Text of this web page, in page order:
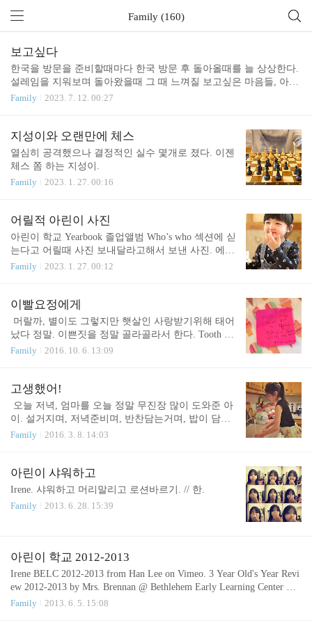
Family (160)
보고싶다
한국을 방문을 준비할때마다 한국 방문 후 돌아올때를 늘 상상한다.
설레임을 지워보며 돌아왔을때 그 때 느껴질 보고싶은 마음들, 아쉬
움들을 미리 느끼고 마음의 준비를 하려함이다. 근데 아무리 그렇게
나이가 들어가면서 더 힘들어진다. 바쁘게 살아가다보면 또 옅어지
겠지만 오늘은 참 많이 보고 싶다. 이겨 내어보려고 억지로 멍하게
있지 않으려하고 바쁘려고 애쓰는데 이겨내기 쉽지 않다. 감사함
으로 이겨내어보자. 보고싶어요. 부모님들 모두 건강하시고 또 뵈어
요.
Family 2023. 7. 12. 00:27
지성이와 오랜만에 체스
열심히 공격했으나 결정적인 실수 몇개로 졌다. 이젠
체스 쫌 하는 지성이.
Family
2023. 1. 27. 00:16
어릴적 아린이 사진
아린이 학교 Yearbook 졸업앨범 Who’s who 섹션에 싣
는다고 어릴때 사진 보내달라고해서 보낸 사진. 에공
어찌 저리 맑고 밝고 귀여울까 ^^ (물론 지금도 맑고
그 자리에 있을려나. 궁금하네.
Family 2023. 1. 27. 00:12
이빨요정에게
​​​ 머랄까, 별이도 그렇지만 햇살인 사랑받기위해 태어
났다 정말. 이쁜짓을 정말 골라골라서 한다. Tooth fai
ry 이빨요정 에게 쓴 쪽지. 기도하려고 햇살이 끌어
혹시나 자다가 이빨 빠지거나 잠오는 때 이빨빠지고
그러면 너무 졸려서 글씨를 쓸 수가 없단다. 그래서
미리 써 뒀단다. 이빨 빠지면 바로 이빨이랑 같이 둘
쓴거 같네. 이것도 꽤 졸릴때 쓴거같구만. 그나저나
Family 2016. 10. 6. 13:09
고생했어!
​​​​ 오늘 저녁, 엄마를 오늘 정말 무진장 많이 도와준 아
이. 설거지며, 저녁준비며, 반찬담는거며, 밥이 담긴
그릇 나르는거며, 기타등등, 작은 스툴 위에 올라가
기들 일일이 다 씻어낼 줄은 몰랐다. 지저분하다고
생각하고 저건 안 할 줄 알았는데. 아이. 뱃속에 있을
이 있을까. --- 요즘 한창 이빨이 톡톡 빠지고 있어서
신나게 하고, 뭐든 즐겁게 신나게, 알아서 하는 아이.
오늘은 참 피곤할꺼다. 보통 음악을 들으며 잠 들때
까지 같이 누워 있..
Family 2016. 3. 8. 14:03
아린이 샤워하고
Irene. 샤워하고 머리말리고 로션바르기. // 한.
Family
2013. 6. 28. 15:39
아린이 학교 2012-2013
Irene BELC 2012-2013 from Han Lee on Vimeo. 3 Year Old's Year Revi
ew 2012-2013 by Mrs. Brennan @ Bethlehem Early Learning Center 베
들레헴 얼리러닝센터 이번주로 아린이 학교 끝이 나요. 아린이반 선
Family 2013. 6. 5. 15:08